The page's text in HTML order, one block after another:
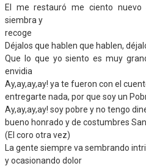
El me restauró me ciento
siembra y
recoge
Déjalos que hablen que hablen,
Que lo que yo siento es muy
envidia
Ay,ay,ay,ay! ya te fueron con el
entregarte nada, por que soy un
Ay,ay,ay,ay! soy pobre y no tengo
bueno honrado y de costumbres
(El coro otra vez)
La gente siempre va sembrando
y ocasionando dolor